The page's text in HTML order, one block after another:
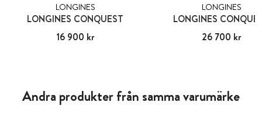
LONGINES
LONGINES CONQUEST
Pris: 16 900 kr
16 900 kr
LONGINES
LONGINES
Pris:26 700 kr
26 700 kr
Andra produkter från samma varumärke